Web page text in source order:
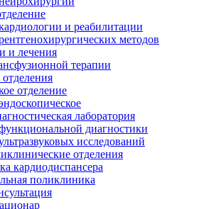
и реабилитации
методов
и лечения
терапии
отделение
лаборатория
диагностики
исследований
отделения
кардиодиспансера
поликлиника